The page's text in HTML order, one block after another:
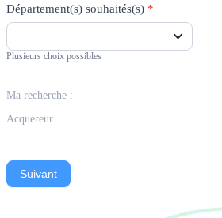
Département(s) souhaités(s) *
Plusieurs choix possibles
Ma recherche :
Acquéreur
Suivant